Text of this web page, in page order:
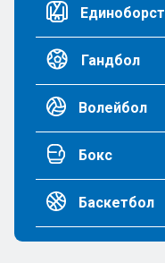
Гандбол
Волейбол
Бокс
Баскетбол